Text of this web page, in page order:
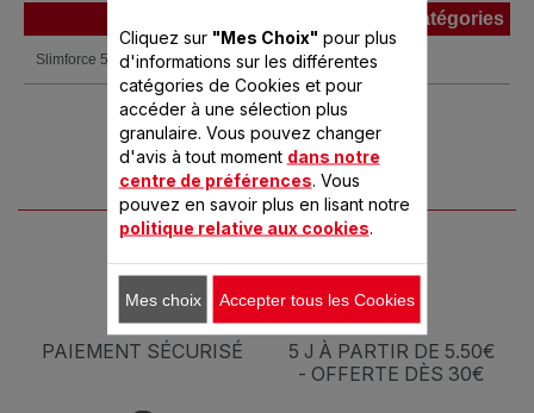
Catégories
Produits
Références
Slimforce 5 en 1 HB857A00
PAIEMENT SÉCURISÉ
5 J À PARTIR DE 5.50€
- OFFERTE DÈS 30€
Cliquez sur "Mes Choix" pour plus
d'informations sur les différentes
catégories de Cookies et pour
accéder à une sélection plus
granulaire. Vous pouvez changer
d'avis à tout moment dans notre
centre de préférences . Vous
pouvez en savoir plus en lisant notre
politique relative aux cookies
Mes choix Accepter tous les Cookies